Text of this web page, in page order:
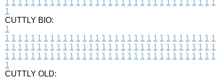
1 1 1 1 1 1 1 1 1 1 1 1 1 1 1 1 1 1 1 1 1 1 1 1 1 1 1 1 1 1 1 1 1
1
CUTTLY BIO:
1
1 1 1 1 1 1 1 1 1 1 1 1 1 1 1 1 1 1 1 1 1 1 1 1 1 1 1 1 1 1 1 1 1
1 1 1 1 1 1 1 1 1 1 1 1 1 1 1 1 1 1 1 1 1 1 1 1 1 1 1 1 1 1 1 1 1
1 1 1 1 1 1 1 1 1 1 1 1 1 1 1 1 1 1 1 1 1 1 1 1 1 1 1 1 1 1 1 1 1
1
CUTTLY OLD: